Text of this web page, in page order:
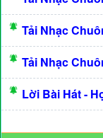
Tải Nhạc
Tải Nhạc
Lời Bài Hát -